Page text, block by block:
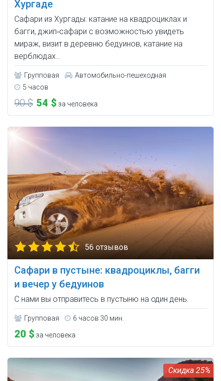
Хургаде
Сафари из Хургады: катание на квадроциклах и
багги, джип‑сафари с возможностью увидеть
мираж, визит в деревню бедуинов, катание на
верблюдах…
Групповая
Автомобильно-пешеходная
5 часов
90 $ 54 $ за человека
56 отзывов
Сафари в пустыне: квадроциклы, багги
и вечер у бедуинов
С нами вы отправитесь в пустыню на один день.
Групповая 6 часов 30 мин.
20 $ за человека
25%